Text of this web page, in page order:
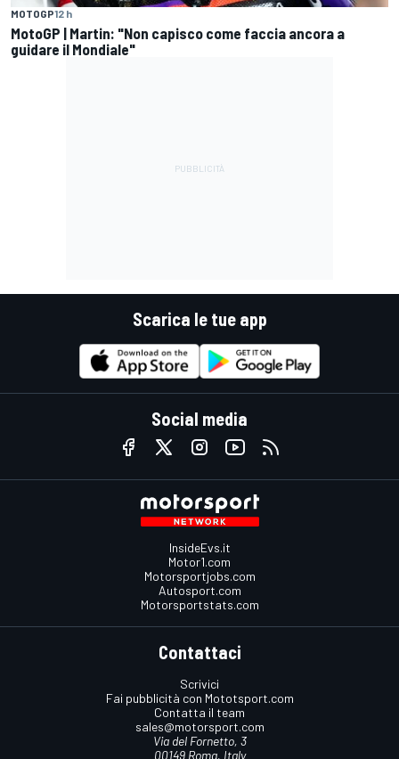
MOTOGP12 h
MotoGP | Martin: "Non capisco come faccia ancora a
guidare il Mondiale"
Scarica le tue app
Social media
InsideEvs.it
Motor1.com
Motorsportjobs.com
Autosport.com
Motorsportstats.com
Contattaci
Scrivici
Fai pubblicità con Mototsport.com
Contatta il team
sales@motorsport.com
Via del Fornetto, 3
00149 Roma, Italy